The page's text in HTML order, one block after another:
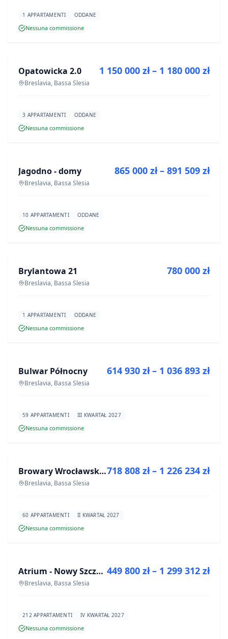
1 APPARTAMENTI ODDANE
Nessuna commissione
PROGETTO
Opatowicka 2.0
Breslavia, Bassa Slesia
1 150 000 zł – 1 180 000 zł
3 APPARTAMENTI ODDANE
Nessuna commissione
PROGETTO
Jagodno - domy
Breslavia, Bassa Slesia
865 000 zł – 891 509 zł
10 APPARTAMENTI ODDANE
Nessuna commissione
PROGETTO
Brylantowa 21
Breslavia, Bassa Slesia
780 000 zł
1 APPARTAMENTI ODDANE
Nessuna commissione
PROGETTO
Bulwar Północny
Breslavia, Bassa Slesia
614 930 zł – 1 036 893 zł
59 APPARTAMENTI III KWARTAŁ 2027
Nessuna commissione
PROGETTO Browary Wrocławskie bud BR1, BR2
Breslavia, Bassa Slesia
718 808 zł – 1 226 234 zł
60 APPARTAMENTI II KWARTAŁ 2027
Nessuna commissione
PROGETTO Atrium - Nowy Szczepin
Breslavia, Bassa Slesia
449 800 zł – 1 299 312 zł
212 APPARTAMENTI IV KWARTAŁ 2027
Nessuna commissione